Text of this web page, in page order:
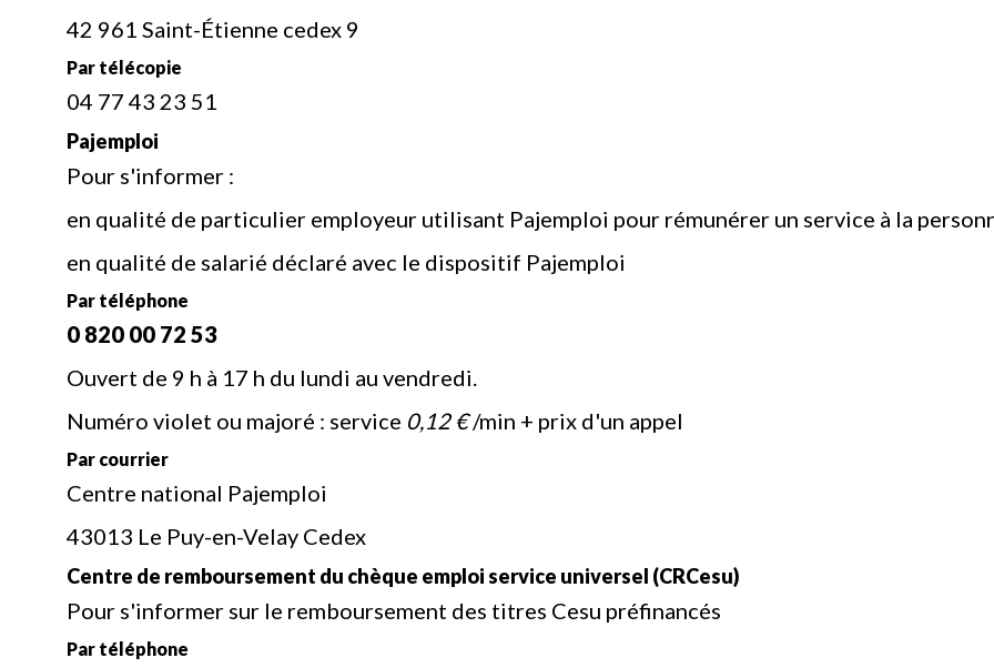
42 961 Saint-Étienne cedex 9
Par télécopie
04 77 43 23 51
Pajemploi
Pour s'informer :
en qualité de particulier employeur utilisant Pajemploi pour rémunérer un service à la
en qualité de salarié déclaré avec le dispositif Pajemploi
Par téléphone
0 820 00 72 53
Ouvert de 9 h à 17 h du lundi au vendredi.
Numéro violet ou majoré : service 0,12 €/min + prix d'un appel
Par courrier
Centre national Pajemploi
43013 Le Puy-en-Velay Cedex
Centre de remboursement du chèque emploi service universel (CRCesu)
Pour s'informer sur le remboursement des titres Cesu préfinancés
Par téléphone